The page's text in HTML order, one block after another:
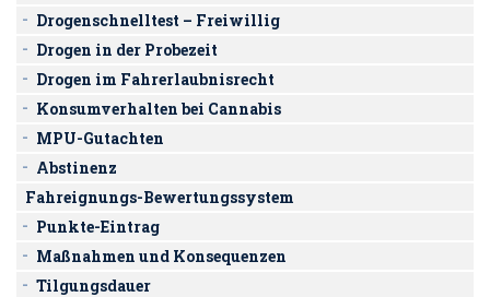
Drogenschnelltest – Freiwillig
Drogen in der Probezeit
Drogen im Fahrerlaubnisrecht
Konsumverhalten bei Cannabis
MPU-Gutachten
Abstinenz
Fahreignungs-Bewertungssystem
Punkte-Eintrag
Maßnahmen und Konsequenzen
Tilgungsdauer